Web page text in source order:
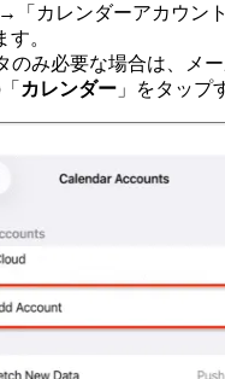
カレンダーアカウン
。
のみ必要な場合は、メ
カレンダー 」をタップ